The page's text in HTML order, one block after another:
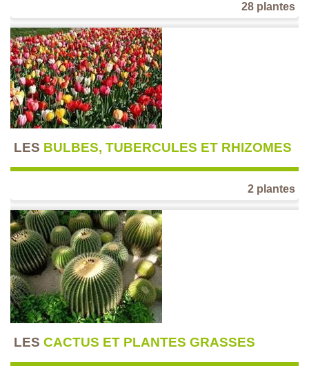
28 plantes
LES BULBES, TUBERCULES ET RHIZOMES
2 plantes
LES CACTUS ET PLANTES GRASSES